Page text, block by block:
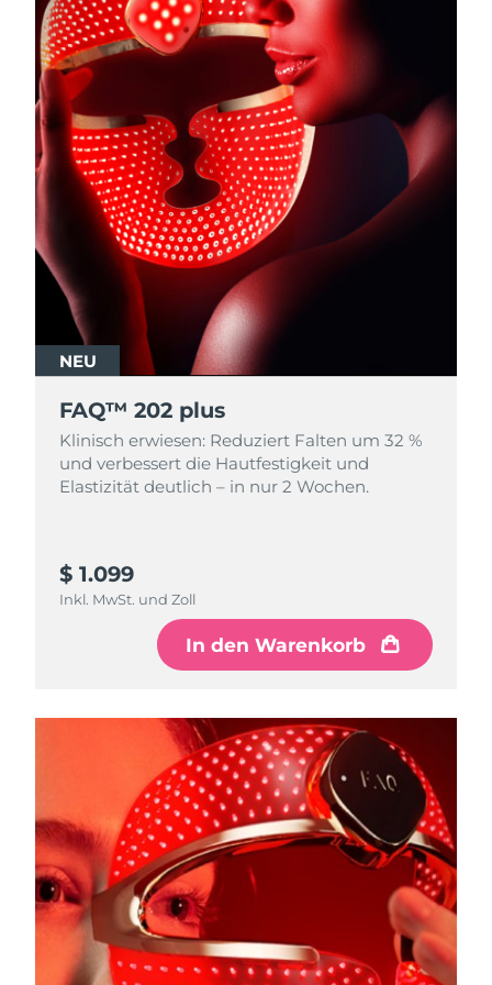
NEU
FAQ™ 202 plus
Klinisch erwiesen: Reduziert Falten um 32 %
und verbessert die Hautfestigkeit und
Elastizität deutlich – in nur 2 Wochen.
$ 1.099
Inkl. MwSt. und Zoll
In den Warenkorb